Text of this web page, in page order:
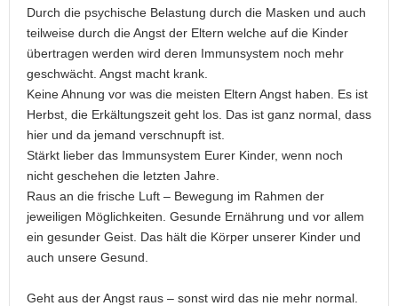
Durch die psychische Belastung durch die Masken und auch
teilweise durch die Angst der Eltern welche auf die Kinder
übertragen werden wird deren Immunsystem noch mehr
geschwächt. Angst macht krank.
Keine Ahnung vor was die meisten Eltern Angst haben. Es ist
Herbst, die Erkältungszeit geht los. Das ist ganz normal, dass
hier und da jemand verschnupft ist.
Stärkt lieber das Immunsystem Eurer Kinder, wenn noch
nicht geschehen die letzten Jahre.
Raus an die frische Luft – Bewegung im Rahmen der
jeweiligen Möglichkeiten. Gesunde Ernährung und vor allem
ein gesunder Geist. Das hält die Körper unserer Kinder und
auch unsere Gesund.
Geht aus der Angst raus – sonst wird das nie mehr normal.